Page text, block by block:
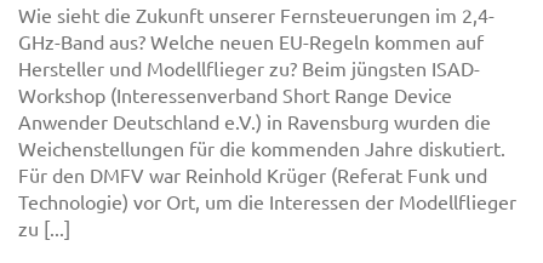
Wie sieht die Zukunft unserer Fernsteuerungen im 2,4-
GHz-Band aus? Welche neuen EU-Regeln kommen auf
Hersteller und Modellflieger zu? Beim jüngsten ISAD-
Workshop (Interessenverband Short Range Device
Anwender Deutschland e.V.) in Ravensburg wurden die
Weichenstellungen für die kommenden Jahre diskutiert.
Für den DMFV war Reinhold Krüger (Referat Funk und
Technologie) vor Ort, um die Interessen der Modellflieger
zu [...]